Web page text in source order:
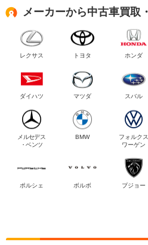
メーカーから中古車買取
レクサス トヨタ ホンダ
ダイハツ マツダ スバル
メルセデス
・ベンツ
BMW
フォルクス
ワーゲン
ポルシェ ボルボ プジョー